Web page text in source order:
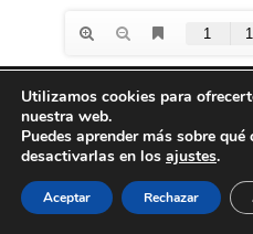
Diseño de Seos +
| ©
Fundación Arista -
privacidad-
Utilizamos cookies para
nuestra web.
Puedes aprender más sobre
desactivarlas en los ajustes.
Aceptar Rechazar